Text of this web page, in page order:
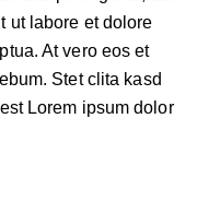
ut labore et dolore
At vero eos et
Stet clita kasd
Lorem ipsum dolor